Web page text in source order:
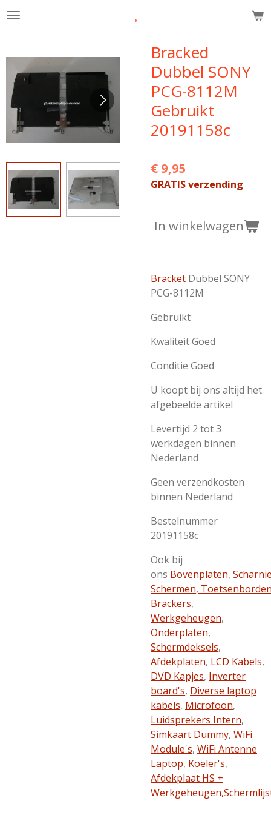
Ga
de
hoofdinhoud
.
Bracked
Dubbel SONY
PCG-8112M
Gebruikt
20191158c
€ 9,95
GRATIS verzending
In winkelwagen
Bracket Dubbel SONY
PCG-8112M
Gebruikt
Kwaliteit Goed
Conditie Goed
U koopt bij ons altijd het
afgebeelde artikel
Levertijd 2 tot 3
werkdagen binnen
Nederland
Geen verzendkosten
binnen Nederland
Bestelnummer
20191158c
Ook bij
ons Bovenplaten,
Schermen,
Brackers,
Werkgeheugen,
Onderplaten,
Schermdeksels,
Afdekplaten, LCD Kabels,
DVD Kapjes, Inverter
board's, Diverse laptop
kabels, Microfoon,
Luidsprekers Intern,
Simkaart Dummy, WiFi
Module's, WiFi Antenne
Laptop, Koeler's,
Afdekplaat HS +
Werkgeheugen,